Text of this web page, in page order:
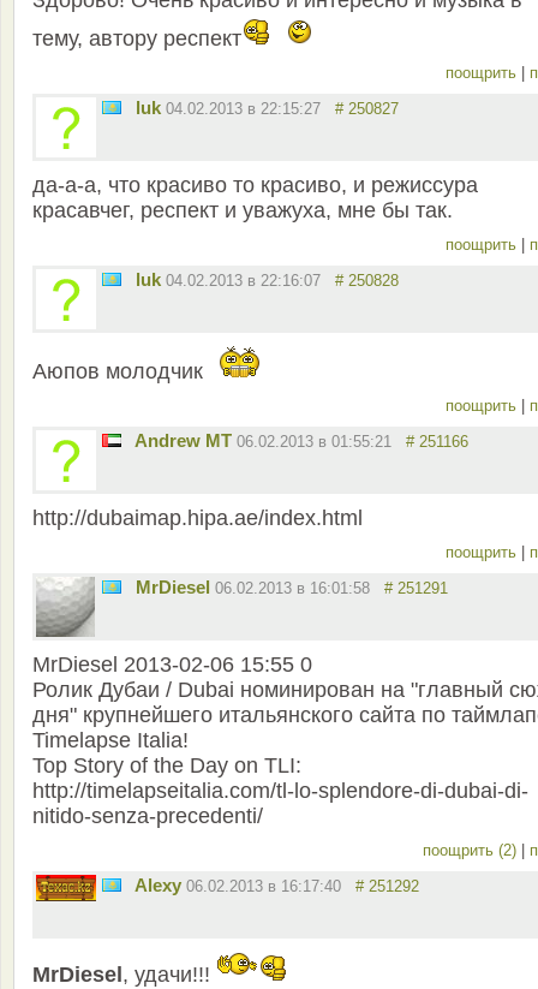
тему, автору респект
поощрить
luk 04.02.2013 в 22:15:27 # 250827
да-а-а, что красиво то красиво, и режиссура
красавчег, респект и уважуха, мне бы так.
поощрить
luk 04.02.2013 в 22:16:07 # 250828
Аюпов молодчик
поощрить
Andrew MT 06.02.2013 в 01:55:21 # 251166
http://dubaimap.hipa.ae/index.html
поощрить
MrDiesel 06.02.2013 в 16:01:58 # 251291
MrDiesel 2013-02-06 15:55 0
Ролик Дубаи / Dubai номинирован на "главный
дня" крупнейшего итальянского сайта по
Timelapse Italia!
Top Story of the Day on TLI:
http://timelapseitalia.com/tl-lo-splendore-di-dubai-di-
nitido-senza-precedenti/
поощрить (2)
Alexy 06.02.2013 в 16:17:40 # 251292
MrDiesel , удачи!!!